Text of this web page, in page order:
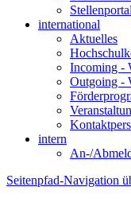
Stellenportal
international
Aktuelles
Incoming -
Outgoing -
intern
An-/
Seitenpfad-Navigation